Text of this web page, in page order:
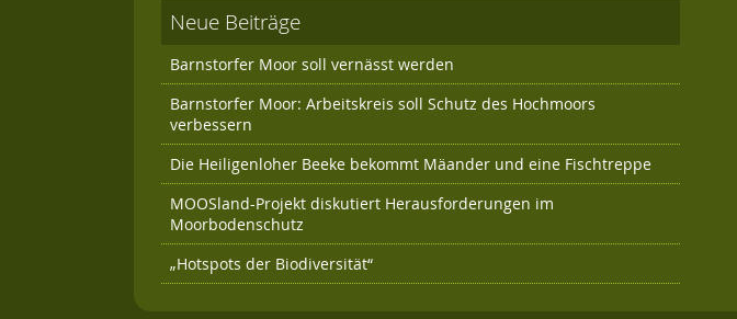
Neue Beiträge
Barnstorfer Moor soll vernässt werden
Barnstorfer Moor: Arbeitskreis soll Schutz des Hochmoors
verbessern
Die Heiligenloher Beeke bekommt Mäander und eine Fischtreppe
MOOSland-Projekt diskutiert Herausforderungen im
Moorbodenschutz
„Hotspots der Biodiversität“